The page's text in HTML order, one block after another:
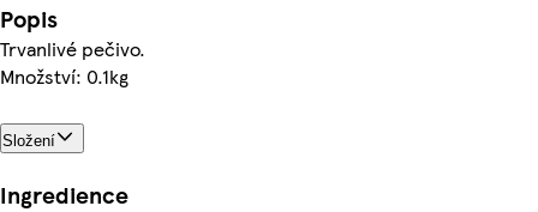
Popis
Trvanlivé pečivo.
Množství: 0.1kg
Složení
Ingredience